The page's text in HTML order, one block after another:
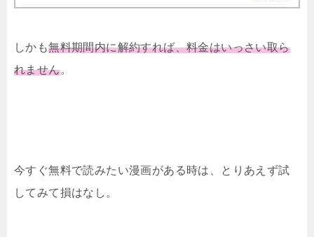
しかも無料期間内に解約すれば、料金はいっさい取ら
れません。
今すぐ無料で読みたい漫画がある時は、とりあえず試
してみて損はなし。